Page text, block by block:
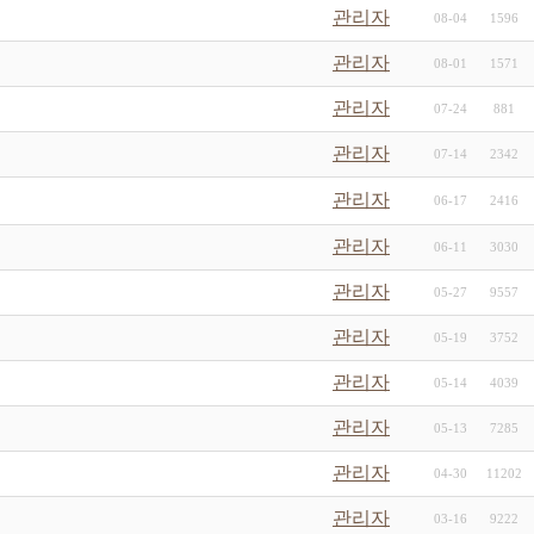
관리자 08-04 1596
관리자 08-01 1571
관리자 07-24 881
관리자 07-14 2342
관리자 06-17 2416
관리자 06-11 3030
관리자 05-27 9557
관리자 05-19 3752
관리자 05-14 4039
관리자 05-13 7285
관리자 04-30 11202
관리자 03-16 9222